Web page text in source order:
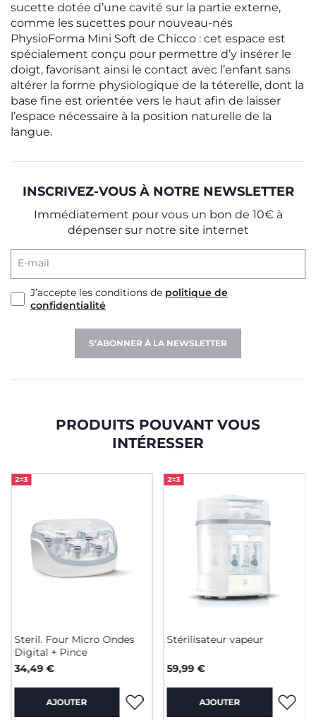
sucette dotée d’une cavité sur la partie externe,
comme les sucettes pour nouveau-nés
PhysioForma Mini Soft de Chicco : cet espace est
spécialement conçu pour permettre d’y insérer le
doigt, favorisant ainsi le contact avec l’enfant sans
altérer la forme physiologique de la téterelle, dont la
base fine est orientée vers le haut afin de laisser
l’espace nécessaire à la position naturelle de la
langue.
INSCRIVEZ-VOUS À NOTRE NEWSLETTER
Immédiatement pour vous un bon de 10€ à
dépenser sur notre site internet
E-mail
J’accepte les conditions de politique de
confidentialité
S’ABONNER À LA NEWSLETTER
PRODUITS POUVANT VOUS
INTÉRESSER
2=3
Steril. Four Micro Ondes
Digital + Pince
34,49 €
AJOUTER
2=3
Stérilisateur vapeur
59,99 €
AJOUTER